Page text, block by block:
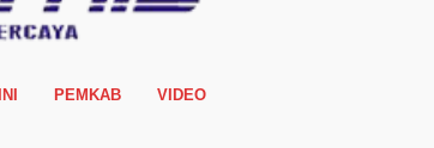
PEMKAB VIDEO